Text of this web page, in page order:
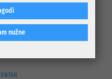
socijalne zaštite
nužne